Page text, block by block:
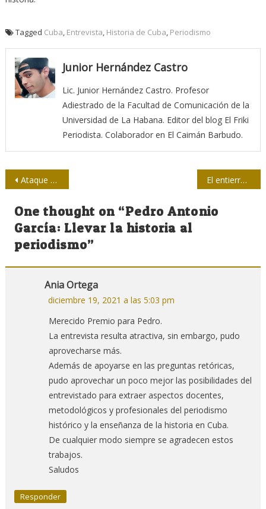
Tagged Cuba, Entrevista, Historia de Cuba, Periodismo
Junior Hernández Castro
Lic. Junior Hernández Castro. Profesor
Adiestrado de la Facultad de Comunicación de la
Universidad de La Habana. Editor del blog El Friki
Periodista. Colaborador en El Caimán Barbudo.
Navegación
de
entradas
Ataque a la Obra Social de la UTPBA El entierro de las utopías
One thought on “Pedro Antonio
García: Llevar la historia al
periodismo”
Ania Ortega
diciembre 19, 2021 a las 5:03 pm
Merecido Premio para Pedro.
La entrevista resulta atractiva, sin embargo, pudo
aprovecharse más.
Además de apoyarse en las preguntas retóricas,
pudo aprovechar un poco mejor las posibilidades del
entrevistado para extraer aspectos docentes,
metodológicos y profesionales del periodismo
histórico y la enseñanza de la historia en Cuba.
De cualquier modo siempre se agradecen estos
trabajos.
Saludos
Responder